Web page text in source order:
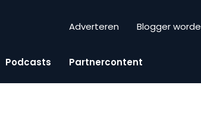
Adverteren Blogger
Podcasts Partnercontent